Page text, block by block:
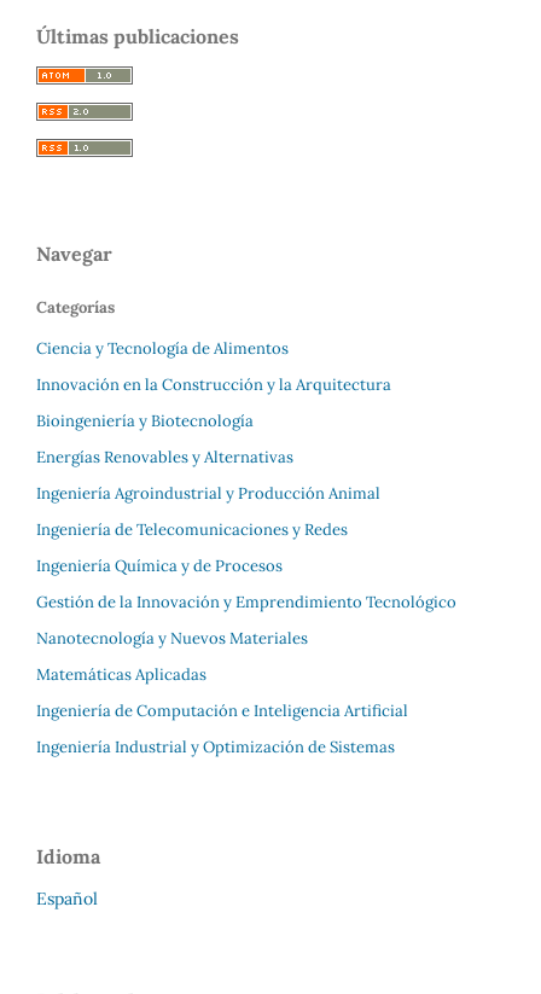
Últimas publicaciones
Navegar
Categorías
Ciencia y Tecnología de Alimentos
Innovación en la Construcción y la Arquitectura
Bioingeniería y Biotecnología
Energías Renovables y Alternativas
Ingeniería Agroindustrial y Producción Animal
Ingeniería de Telecomunicaciones y Redes
Ingeniería Química y de Procesos
Gestión de la Innovación y Emprendimiento Tecnológico
Nanotecnología y Nuevos Materiales
Matemáticas Aplicadas
Ingeniería de Computación e Inteligencia Artificial
Ingeniería Industrial y Optimización de Sistemas
Idioma
Español